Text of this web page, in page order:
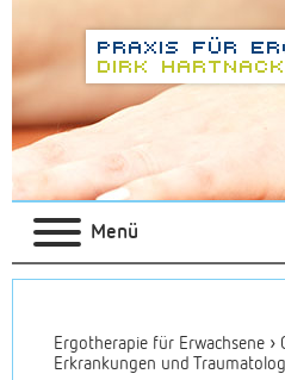
Menü
Ergotherapie für Erwachsene ›
Erkrankungen und